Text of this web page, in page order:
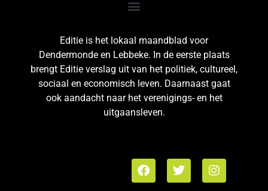
Editie is het lokaal maandblad voor
Dendermonde en Lebbeke. In de eerste plaats
brengt Editie verslag uit van het politiek, cultureel,
sociaal en economisch leven. Daarnaast gaat
ook aandacht naar het verenigings- en het
uitgaansleven.